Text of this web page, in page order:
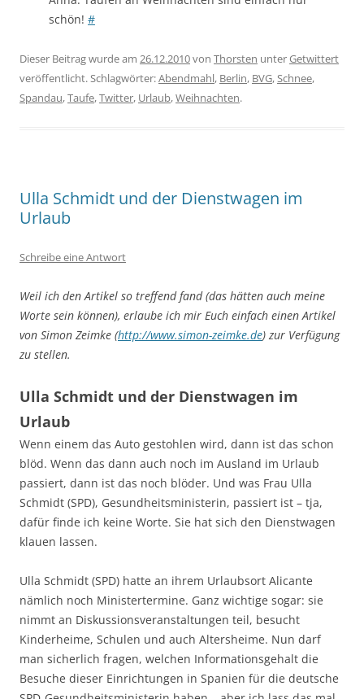
schön! #
Dieser Beitrag wurde am 26.12.2010von Thorsten unterGetwittert
veröffentlicht. Schlagwörter:Abendmahl, Berlin, BVG,Schnee,
Spandau,Taufe,Twitter, Urlaub,Weihnachten.
Ulla Schmidt und der Dienstwagen im
Urlaub
Schreibe eine Antwort
Weil ich den Artikel so treffend fand (das hätten auch meine
Worte sein können), erlaube ich mir Euch einfach einen Artikel
von Simon Zeimke (http://www.simon-zeimke.de) zur Verfügung
zu stellen.
Ulla Schmidt und der Dienstwagen im
Urlaub
Wenn einem das Auto gestohlen wird, dann ist das schon
blöd. Wenn das dann auch noch im Ausland im Urlaub
passiert, dann ist das noch blöder. Und was Frau Ulla
Schmidt (SPD), Gesundheitsministerin, passiert ist – tja,
dafür finde ich keine Worte. Sie hat sich den Dienstwagen
klauen lassen.
Ulla Schmidt (SPD) hatte an ihrem Urlaubsort Alicante
nämlich noch Ministertermine. Ganz wichtige sogar: sie
nimmt an Diskussionsveranstaltungen teil, besucht
Kinderheime, Schulen und auch Altersheime. Nun darf
man sicherlich fragen, welchen Informationsgehalt die
Besuche dieser Einrichtungen in Spanien für die deutsche